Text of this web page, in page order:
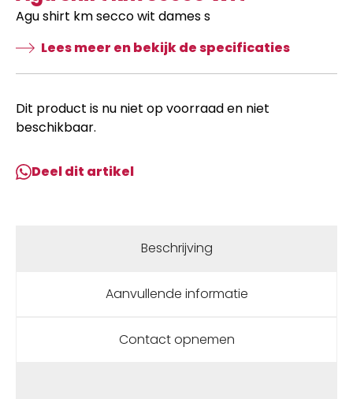
Agu shirt km secco wit dames s
Lees meer en bekijk de specificaties
Dit product is nu niet op voorraad en niet
beschikbaar.
Deel dit artikel
Beschrijving
Aanvullende informatie
Contact opnemen